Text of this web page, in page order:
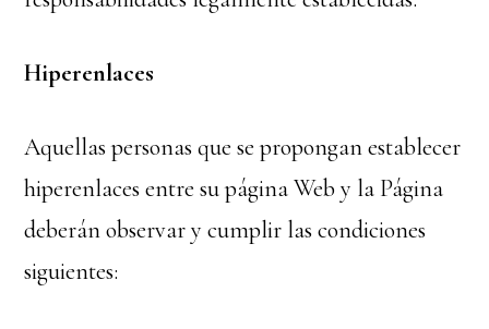
Hiperenlaces
Aquellas personas que se propongan establecer
hiperenlaces entre su página Web y la Página
deberán observar y cumplir las condiciones
siguientes: